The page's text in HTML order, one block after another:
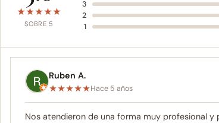
★★★★★
SOBRE 5
3
2
1
Ruben A.
★★★★★Hace 5 años
Nos atendieron de una forma muy profesional